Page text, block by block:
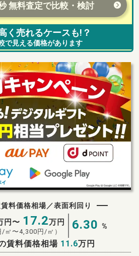
無料査定で比較・検討
く売れるケースも!？
で見える価格があります
料価格相場／表面利回り
円〜 17.2万円
/㎡〜4,300 円/㎡） 6.30 %
賃料価格相場 11.6万円
査定スタート！